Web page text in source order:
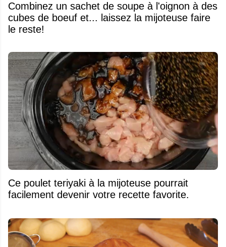
Combinez un sachet de soupe à l'oignon à des
cubes de boeuf et... laissez la mijoteuse faire
le reste!
Ce poulet teriyaki à la mijoteuse pourrait
facilement devenir votre recette favorite.